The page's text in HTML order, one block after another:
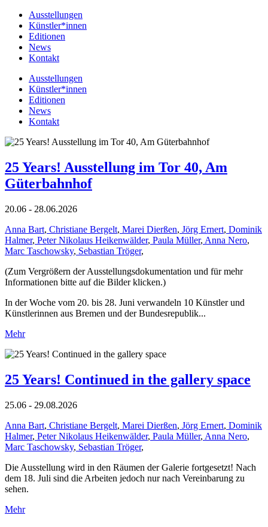
Ausstellungen
Künstler*innen
Editionen
News
Kontakt
Ausstellungen
Künstler*innen
Editionen
News
Kontakt
25 Years! Ausstellung im Tor 40, Am
Güterbahnhof
20.06 - 28.06.2026
Anna Bart, Christiane Bergelt, Marei Dierßen, Jörg Ernert, Dominik
Halmer, Peter Nikolaus Heikenwälder, Paula Müller, Anna Nero,
Marc Taschowsky, Sebastian Tröger,
(Zum Vergrößern der Ausstellungsdokumentation und für mehr
Informationen bitte auf die Bilder klicken.)
In der Woche vom 20. bis 28. Juni verwandeln 10 Künstler und
Künstlerinnen aus Bremen und der Bundesrepublik...
Mehr
25 Years! Continued in the gallery space
25.06 - 29.08.2026
Anna Bart, Christiane Bergelt, Marei Dierßen, Jörg Ernert, Dominik
Halmer, Peter Nikolaus Heikenwälder, Paula Müller, Anna Nero,
Marc Taschowsky, Sebastian Tröger,
Die Ausstellung wird in den Räumen der Galerie fortgesetzt! Nach
dem 18. Juli sind die Arbeiten jedoch nur nach Vereinbarung zu
sehen.
Mehr